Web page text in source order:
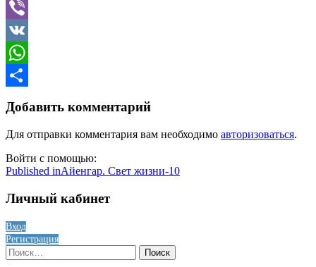
Telegram
Viber
VK
WhatsApp
Добавить комментарий
Для отправки комментария вам необходимо авторизоваться.
Войти с помощью:
Навигация
по
Published inАйенгар. Свет жизни-10
Личный кабинет
Вход
Регистрация
Найти: